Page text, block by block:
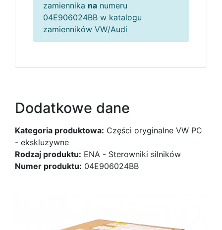
zamiennika na numeru
04E906024BB w katalogu
zamienników VW/Audi
Dodatkowe dane
Kategoria produktowa: Części oryginalne VW PC
- ekskluzywne
Rodzaj produktu: ENA - Sterowniki silników
Numer produktu: 04E906024BB